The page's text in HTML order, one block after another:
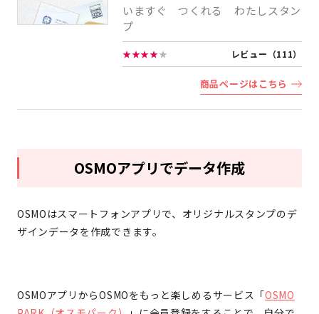
いますぐ つくれる わたしスタン
プ
★★★★★ レビュー（111）
商品ページはこちら
OSMOアプリでデータ作成
OSMOはスマートフォンアプリで、オリジナルスタンプのデ
ザインデータを作成できます。
OSMOアプリからOSMOをもっと楽しめるサービス「OSMO